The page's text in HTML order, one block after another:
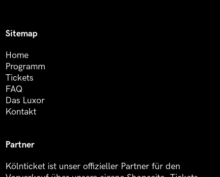
Sitemap
Home
Programm
Tickets
FAQ
Das Luxor
Kontakt
Partner
Kölnticket ist unser offizieller Partner für den